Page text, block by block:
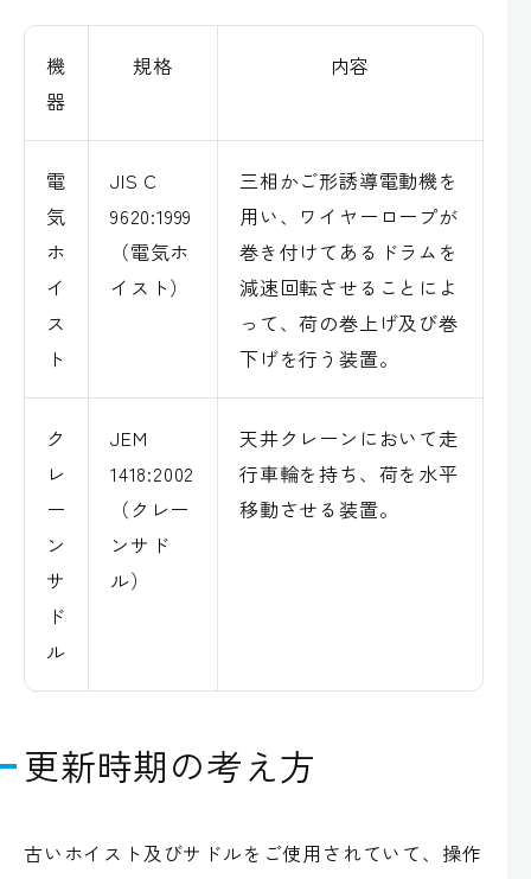
機
器
規格 内容
電
気
ホ
イ
ス
ト
JIS C
9620:1999
（電気ホ
イスト）
三相かご形誘導電動機を
用い、ワイヤーロープが
巻き付けてあるドラムを
減速回転させることによ
って、荷の巻上げ及び巻
下げを行う装置。
ク
レ
ー
ン
サ
ド
ル
JEM
1418:2002
（クレー
ンサド
ル）
天井クレーンにおいて走
行車輪を持ち、荷を水平
移動させる装置。
更新時期の考え方
古いホイスト及びサドルをご使用されていて、操作